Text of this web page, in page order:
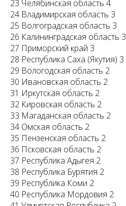
23 Челябинская область 4
24 Владимирская область 3
25 Волгоградская область 3
26 Калининградская область 3
27 Приморский край 3
28 Республика Саха (Якутия) 3
29 Вологодская область 2
30 Ивановская область 2
31 Иркутская область 2
32 Кировская область 2
33 Магаданская область 2
34 Омская область 2
35 Пензенская область 2
36 Псковская область 2
37 Республика Адыгея 2
38 Республика Бурятия 2
39 Республика Коми 2
40 Республика Мордовия 2